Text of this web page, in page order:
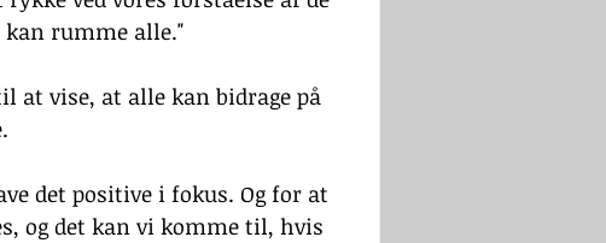
rumme alle."
at vise, at alle kan bidrage på
det positive i fokus. Og for at
og det kan vi komme til, hvis